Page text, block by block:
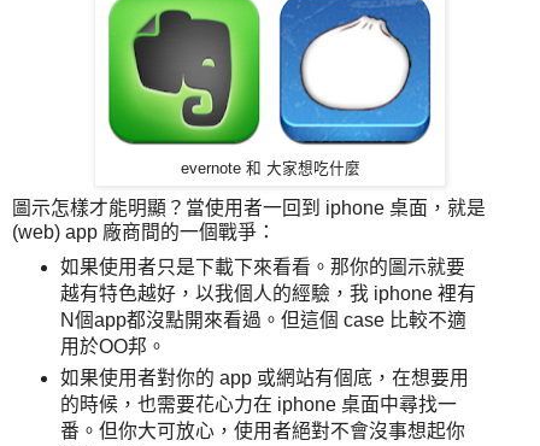
evernote 和 大家想吃什麼
圖示怎樣才能明顯？當使用者一回到 iphone 桌面，就是
(web) app 廠商間的一個戰爭：
如果使用者只是下載下來看看。那你的圖示就要
越有特色越好，以我個人的經驗，我 iphone 裡有
N個app都沒點開來看過。但這個 case 比較不適
用於OO邦。
如果使用者對你的 app 或網站有個底，在想要用
的時候，也需要花心力在 iphone 桌面中尋找一
番。但你大可放心，使用者絕對不會沒事想起你